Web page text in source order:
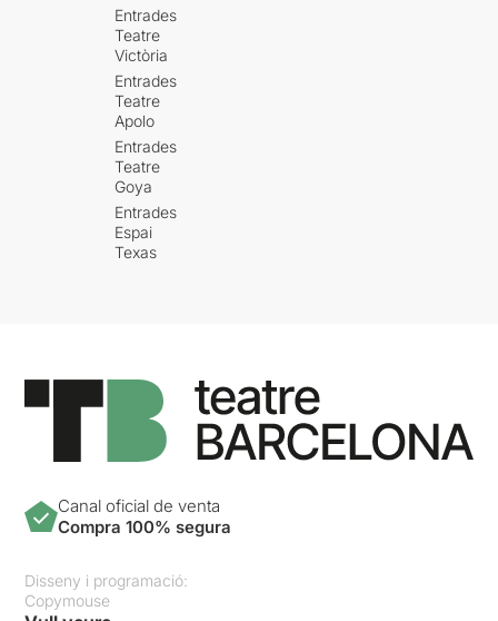
Entrades
Teatre
Victòria
Entrades
Teatre
Apolo
Entrades
Teatre
Goya
Entrades
Espai
Texas
Canal oficial de venta
Compra 100% segura
Disseny i programació:
Copymouse